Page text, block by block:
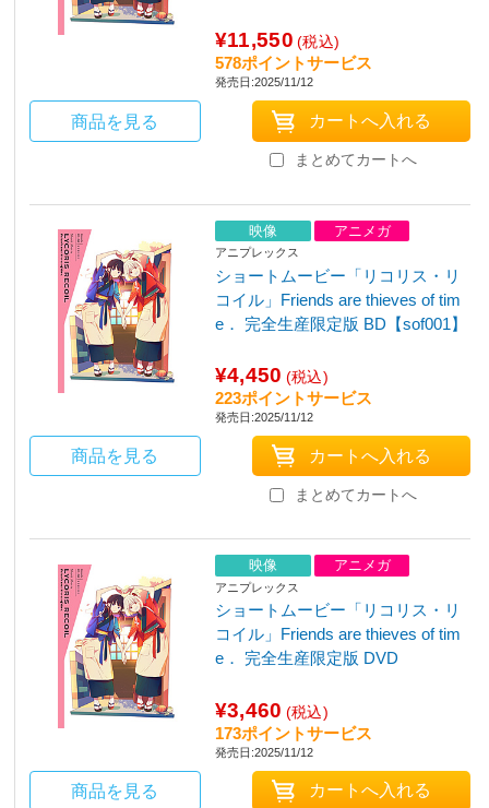
¥11,550 (税込)
578ポイントサービス
発売日:2025/11/12
商品を見る
まとめてカートへ
映像 アニメガ
アニプレックス
ショートムービー「リコリス・リ
コイル」Friends are thieves of tim
e． 完全生産限定版 BD【sof001】
¥4,450 (税込)
223ポイントサービス
発売日:2025/11/12
商品を見る
まとめてカートへ
映像 アニメガ
アニプレックス
ショートムービー「リコリス・リ
コイル」Friends are thieves of tim
e． 完全生産限定版 DVD
¥3,460 (税込)
173ポイントサービス
発売日:2025/11/12
商品を見る